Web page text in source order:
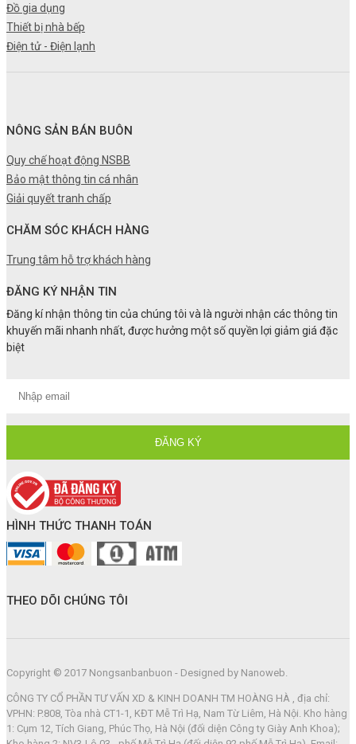
Đồ gia dụng
Thiết bị nhà bếp
Điện tử - Điện lạnh
NÔNG SẢN BÁN BUÔN
Quy chế hoạt động NSBB
Bảo mật thông tin cá nhân
Giải quyết tranh chấp
CHĂM SÓC KHÁCH HÀNG
Trung tâm hỗ trợ khách hàng
ĐĂNG KÝ NHẬN TIN
Đăng kí nhận thông tin của chúng tôi và là người nhận các thông tin
khuyến mãi nhanh nhất, được hưởng một số quyền lợi giảm giá đặc
biệt
HÌNH THỨC THANH TOÁN
THEO DÕI CHÚNG TÔI
Copyright © 2017 Nongsanbanbuon - Designed by Nanoweb.
CÔNG TY CỔ PHẦN TƯ VẤN XD & KINH DOANH TM HOÀNG HÀ , địa chỉ:
VPHN: P.808, Tòa nhà CT1-1, KĐT Mễ Trì Hạ, Nam Từ Liêm, Hà Nội. Kho hàng
1: Cụm 12, Tích Giang, Phúc Thọ, Hà Nội (đối diện Công ty Giày Anh Khoa);